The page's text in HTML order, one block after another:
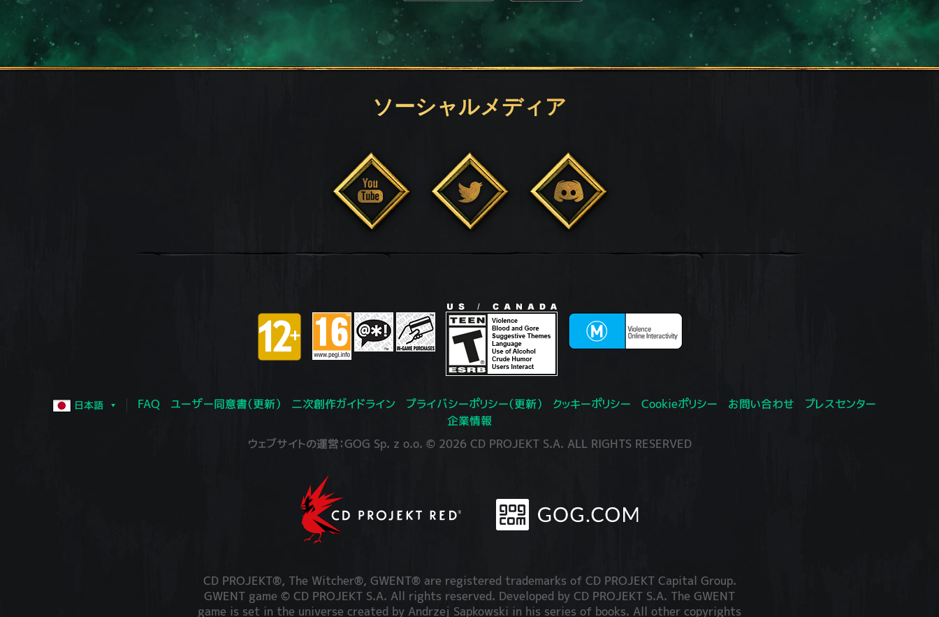
ソーシャルメディア
日本語 FAQ ユーザー同意書（更新） 二次創作ガイドライン プライバシーポリシー（更新） クッキーポリシー Cookieポリシー お問い合わせ
プレスセンター
企業情報
ウェブサイトの運営：GOG Sp. z o.o. © 2026 CD PROJEKT S.A. ALL RIGHTS RESERVED
CD PROJEKT®, The Witcher®, GWENT® are registered trademarks of CD PROJEKT Capital Group.
GWENT game © CD PROJEKT S.A. All rights reserved. Developed by CD PROJEKT S.A. The GWENT
game is set in the universe created by Andrzej Sapkowski in his series of books. All other copyrights